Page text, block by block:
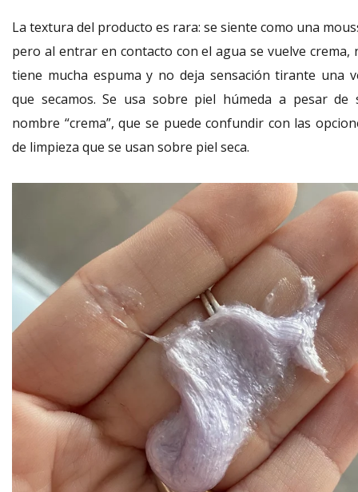
La textura del producto es rara: se siente como una
pero al entrar en contacto con el agua se vuelve crema,
tiene mucha espuma y no deja sensación tirante una
que secamos. Se usa sobre piel húmeda a pesar de
nombre “crema”, que se puede confundir con las
de limpieza que se usan sobre piel seca.